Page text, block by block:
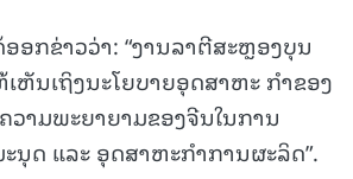
ອອກຂ່າວວ່າ: “ງານລາຕີສະຫຼອງບຸນ
ເຫັນເຖິງນະໂຍບາຍອຸດສາຫະ ກຳຂອງ
າມພະຍາຍາມຂອງຈີນໃນການ
ດ ແລະ ອຸດສາຫະກຳການຜະລິດ”.